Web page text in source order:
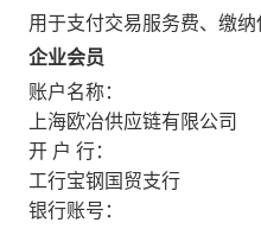
用于支付交易服务费、缴
企业会员
账户名称：
上海欧冶供应链有限公司
开 户 行：
工行宝钢国贸支行
银行账号：